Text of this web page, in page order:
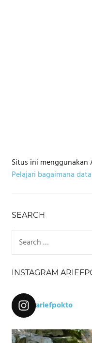
Situs ini
Pelajari bagaimana
SEARCH
for:
INSTAGRAM
ariefpokto